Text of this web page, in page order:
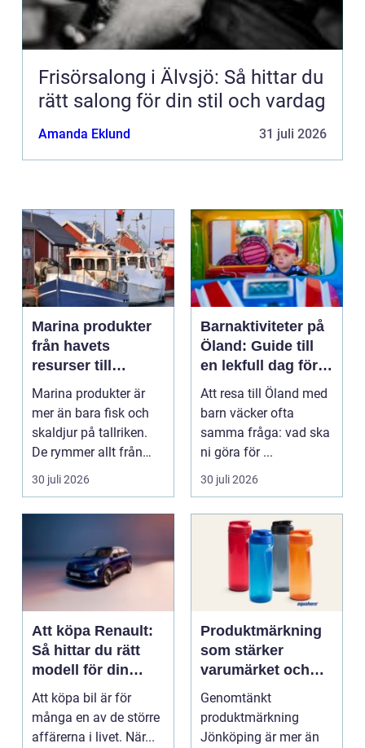
Frisörsalong i Älvsjö: Så hittar du
rätt salong för din stil och vardag
Amanda Eklund 31 juli 2026
Marina produkter
från havets
resurser till
hållbara
upplevelser
Marina produkter är
mer än bara fisk och
skaldjur på tallriken.
De rymmer allt från
mat och hälsa ti...
30 juli 2026
Barnaktiviteter på
Öland: Guide till
en lekfull dag för
hela familjen
Att resa till Öland med
barn väcker ofta
samma fråga: vad ska
ni göra för ...
30 juli 2026
Att köpa Renault:
Så hittar du rätt
modell för din
vardag
Att köpa bil är för
många en av de större
affärerna i livet. När...
Produktmärkning
som stärker
varumärket och
förenklar vardagen
Genomtänkt
produktmärkning
Jönköping är mer än